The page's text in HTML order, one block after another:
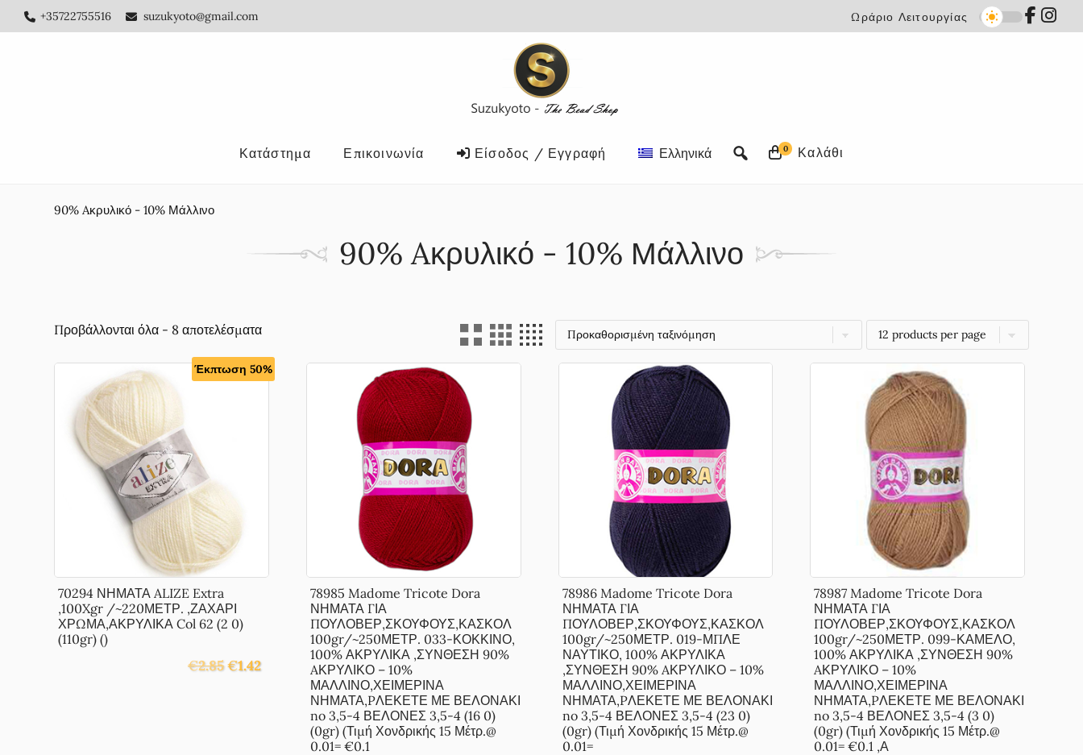
Skip
to
Skip
to
+35722755516 suzukyoto@gmail.com Ωράριο Λειτουργίας
Κατάστημα Επικοινωνία Είσοδος / Εγγραφή 0
Ελληνικά
90% Aκρυλικό - 10% Μάλλινο
90% Aκρυλικό - 10% Μάλλινο
Προβάλλονται όλα - 8 αποτελέσματα
Έκπτωση 50%
70294 ΝΗΜΑΤΑ ALIZE Extra
,100Xgr /~220ΜΕΤΡ. ,ΖΑΧΑΡΙ
ΧΡΩΜΑ,ΑΚΡΥΛΙΚΑ Col 62 (2 0)
(110gr) ()
€2.85 Original
€1.42Η
78985 Madome Tricote Dora
ΝΗΜΑΤΑ ΓΙΑ
ΠΟΥΛΟΒΕΡ,ΣΚΟΥΦΟΥΣ,ΚΑΣΚΟΛ
100gr/~250ΜΕΤΡ. 033-ΚΟΚΚΙΝΟ,
100% ΑΚΡΥΛΙΚΑ ,ΣΥΝΘΕΣΗ 90%
AΚΡΥΛΙΚΟ – 10%
ΜΑΛΛΙΝΟ,ΧΕΙΜΕΡΙΝΑ
ΝΗΜΑΤΑ,PΛΕΚΕΤΕ ΜΕ ΒΕΛΟΝΑΚΙ
no 3,5-4 ΒΕΛΟΝΕΣ 3,5-4 (16 0)
(0gr) (Τιμή Χονδρικής 15 Μέτρ.@
0.01= €0.1
78986 Madome Tricote Dora
ΝΗΜΑΤΑ ΓΙΑ
ΠΟΥΛΟΒΕΡ,ΣΚΟΥΦΟΥΣ,ΚΑΣΚΟΛ
100gr/~250ΜΕΤΡ. 019-ΜΠΛΕ
ΝΑΥΤΙΚΟ, 100% ΑΚΡΥΛΙΚΑ
,ΣΥΝΘΕΣΗ 90% AΚΡΥΛΙΚΟ – 10%
ΜΑΛΛΙΝΟ,ΧΕΙΜΕΡΙΝΑ
ΝΗΜΑΤΑ,PΛΕΚΕΤΕ ΜΕ ΒΕΛΟΝΑΚΙ
no 3,5-4 ΒΕΛΟΝΕΣ 3,5-4 (23 0)
(0gr) (Τιμή Χονδρικής 15 Μέτρ.@
0.01=
78987 Madome Tricote Dora
ΝΗΜΑΤΑ ΓΙΑ
ΠΟΥΛΟΒΕΡ,ΣΚΟΥΦΟΥΣ,ΚΑΣΚΟΛ
100gr/~250ΜΕΤΡ. 099-ΚΑΜΕΛΟ,
100% ΑΚΡΥΛΙΚΑ ,ΣΥΝΘΕΣΗ 90%
AΚΡΥΛΙΚΟ – 10%
ΜΑΛΛΙΝΟ,ΧΕΙΜΕΡΙΝΑ
ΝΗΜΑΤΑ,PΛΕΚΕΤΕ ΜΕ ΒΕΛΟΝΑΚΙ
no 3,5-4 ΒΕΛΟΝΕΣ 3,5-4 (3 0)
(0gr) (Τιμή Χονδρικής 15 Μέτρ.@
0.01= €0.1 ,Α